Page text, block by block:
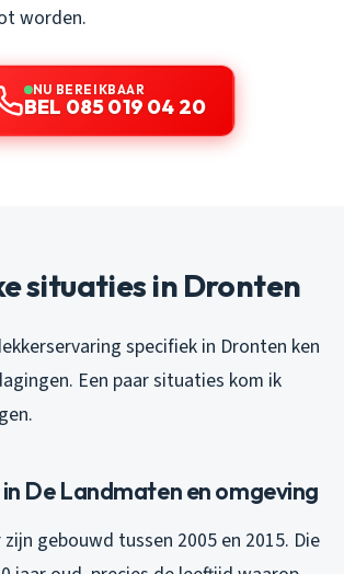
worden.
NU BEREIKBAAR
BEL 085 019 04 20
situaties in Dronten
specifiek in Dronten ken
Een paar situaties kom ik
De Landmaten en omgeving
zijn gebouwd tussen 2005 en 2015. Die